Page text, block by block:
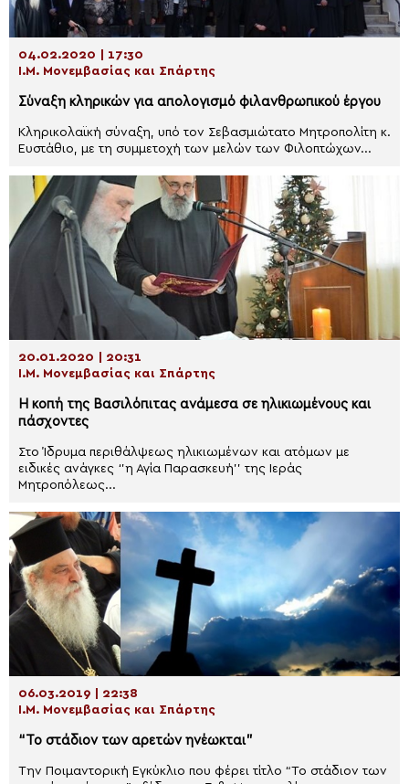
04.02.2020 | 17:30
Ι.Μ. Μονεμβασίας και Σπάρτης
Σύναξη κληρικών για απολογισμό φιλανθρωπικού έργου
Κληρικολαϊκή σύναξη, υπό τον Σεβασμιώτατο Μητροπολίτη κ.
Ευστάθιο, με τη συμμετοχή των μελών των Φιλοπτώχων...
20.01.2020 | 20:31
Ι.Μ. Μονεμβασίας και Σπάρτης
Η κοπή της Βασιλόπιτας ανάμεσα σε ηλικιωμένους και
πάσχοντες
Στο Ίδρυμα περιθάλψεως ηλικιωμένων και ατόμων με
ειδικές ανάγκες ‘’η Αγία Παρασκευή’’ της Ιεράς
Μητροπόλεως...
06.03.2019 | 22:38
Ι.Μ. Μονεμβασίας και Σπάρτης
“Το στάδιον των αρετών ηνέωκται”
Την Ποιμαντορική Εγκύκλιο που φέρει τίτλο “Το στάδιον των